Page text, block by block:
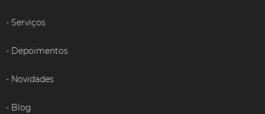
Serviços
Depoimentos
Novidades
Blog